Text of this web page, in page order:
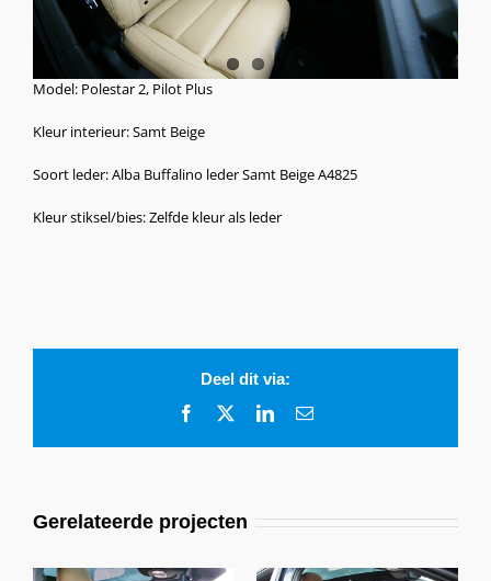
Model: Polestar 2, Pilot Plus
Kleur interieur: Samt Beige
Soort leder: Alba Buffalino leder Samt Beige A4825
Kleur stiksel/bies: Zelfde kleur als leder
Deel dit via:
Facebook LinkedIn
E-
Gerelateerde projecten